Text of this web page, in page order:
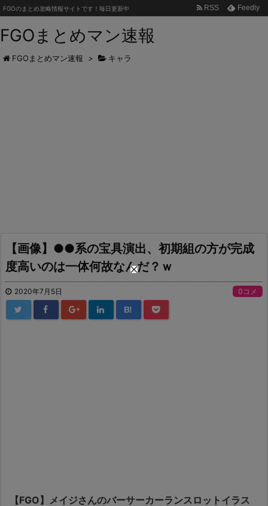
FGOまとめマン速報
FGOのまとめ攻略情報サイトです！毎日更新中 RSS Feedly
FGOまとめマン速報 > キャラ
【画像】●●系の宝具演出、初期組の方が完成
度高いのは一体何故なんだ？ｗ
2020年7月5日 0コメ
B!
【FGO】メイジさんのバーサーカーランスロットイラス